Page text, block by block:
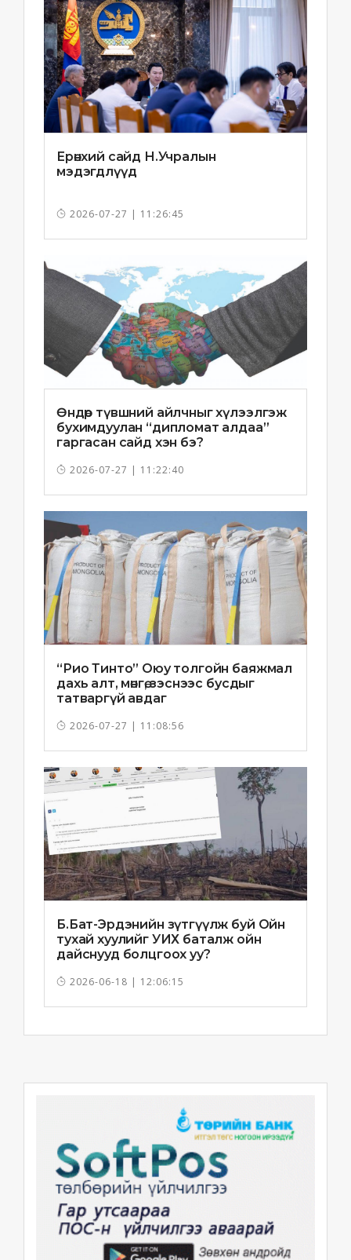
Ерөнхий сайд Н.Учралын
мэдэгдлүүд
2026-07-27 | 11:26:45
Өндөр түвшний айлчныг хүлээлгэж
бухимдуулан “дипломат алдаа”
гаргасан сайд хэн бэ?
2026-07-27 | 11:22:40
“Рио Тинто” Оюу толгойн баяжмал
дахь алт, мөнгө, зэснээс бусдыг
татваргүй авдаг
2026-07-27 | 11:08:56
Б.Бат-Эрдэнийн зүтгүүлж буй Ойн
тухай хуулийг УИХ баталж ойн
дайснууд болцгоох уу?
2026-06-18 | 12:06:15